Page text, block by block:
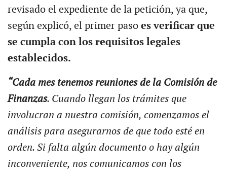
revisado el expediente de la petición, ya que,
según explicó, el primer pasoes verificar que
se cumpla con los requisitos legales
establecidos.
“Cada mes tenemos reuniones de la Comisión de
Finanzas. Cuando llegan los trámites que
involucran a nuestra comisión, comenzamos el
análisis para asegurarnos de que todo esté en
orden. Si falta algún documento o hay algún
inconveniente, nos comunicamos con los